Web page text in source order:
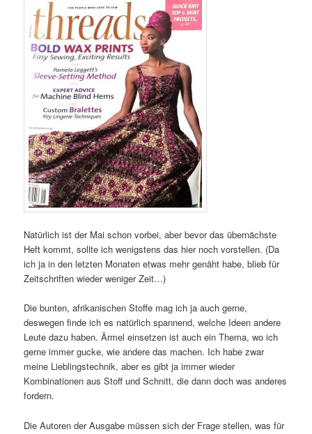
Natürlich ist der Mai schon vorbei, aber bevor das übernächste
Heft kommt, sollte ich wenigstens das hier noch vorstellen. (Da
ich ja in den letzten Monaten etwas mehr genäht habe, blieb für
Zeitschriften wieder weniger Zeit…)
Die bunten, afrikanischen Stoffe mag ich ja auch gerne,
deswegen finde ich es natürlich spannend, welche Ideen andere
Leute dazu haben. Ärmel einsetzen ist auch ein Thema, wo ich
gerne immer gucke, wie andere das machen. Ich habe zwar
meine Lieblingstechnik, aber es gibt ja immer wieder
Kombinationen aus Stoff und Schnitt, die dann doch was anderes
fordern.
Die Autoren der Ausgabe müssen sich der Frage stellen, was für